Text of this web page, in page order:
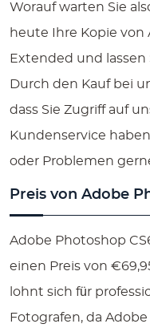
Worauf warten Sie
heute Ihre Kopie von
Extended und lassen
Durch den Kauf bei
dass Sie Zugriff auf
Kundenservice
oder Problemen
Preis von Adobe
Adobe Photoshop
einen Preis von
lohnt sich für
Fotografen, da